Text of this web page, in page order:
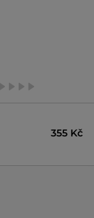
355 Kč